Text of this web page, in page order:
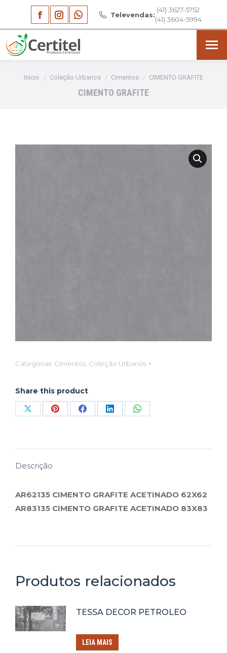
Facebook
page
opens
Instagram
page
opens
new
Whatsapp
page
new
Televendas:
(41) 3627-5752
(41) 3604-5994
Você está aqui:
Início Coleção Urbanos Cimentos CIMENTO GRAFITE
CIMENTO GRAFITE
Categorias: Cimentos Coleção Urbanos
Share this product
Compartilhar
Compartilhar
Compartilhar
CompartilharCompartilhar
Descrição
AR62135 CIMENTO GRAFITE ACETINADO 62X62
AR83135 CIMENTO GRAFITE ACETINADO 83X83
Produtos relacionados
TESSA DECOR PETROLEO
LEIA MAIS